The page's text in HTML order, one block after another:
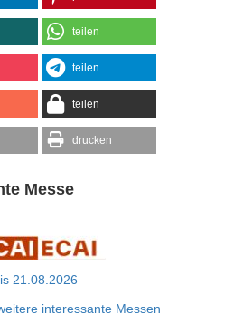
teilen
teilen
teilen
drucken
Messe
21.08.2026
interessante Messen